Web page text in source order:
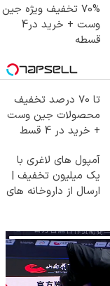
70% تخفیف ویژه جین
وست + خرید در4
قسطه
تا 70 درصد تخفیف
محصولات جین وست
+ خرید در 4 قسط
آمپول های لاغری با
یک میلیون تخفیف |
ارسال از داروخانه های